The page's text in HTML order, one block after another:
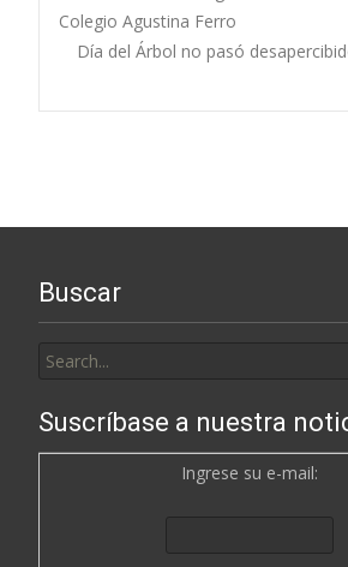
navigation
Colegio Agustina Ferro
Día del Árbol no pasó
Buscar
for:
Suscríbase a nuestra
Ingrese su e-mail: